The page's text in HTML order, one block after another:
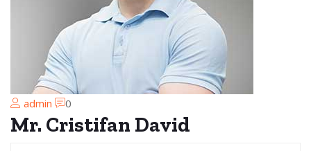
admin 0
Mr. Cristifan David